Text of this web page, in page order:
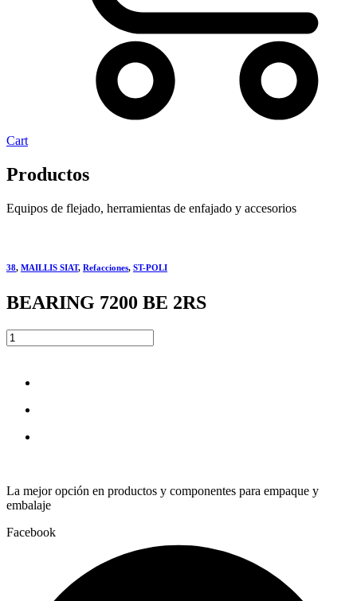
Cart
Productos
Equipos de flejado, herramientas de enfajado y accesorios
38, MAILLIS SIAT, Refacciones, ST-POLI
BEARING 7200 BE 2RS
BEARING
7200
2RS
La mejor opción en productos y componentes para empaque y
embalaje
Facebook